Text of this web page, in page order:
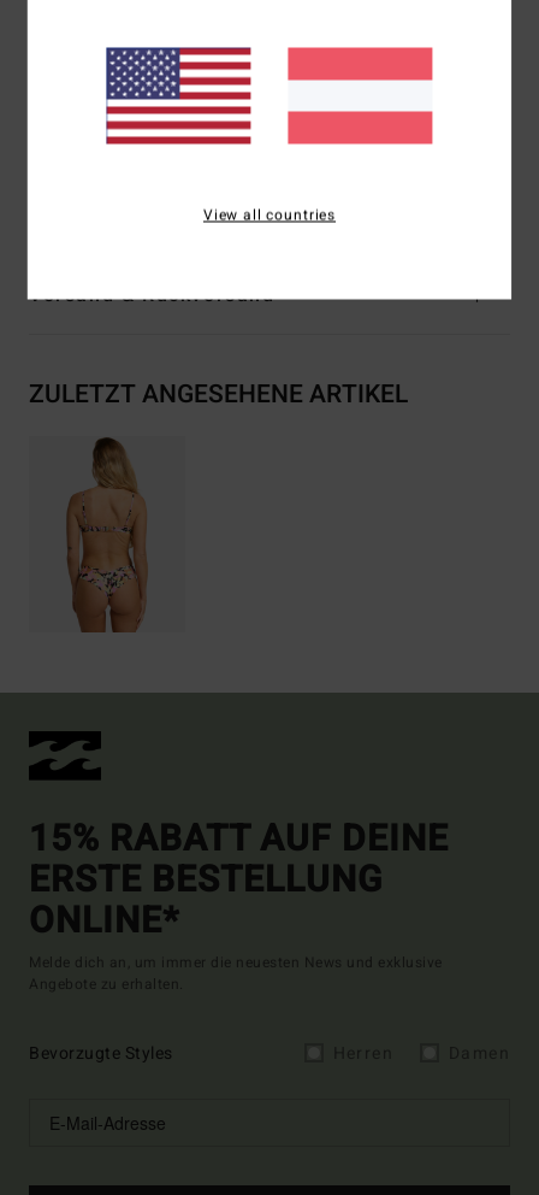
Bedeckung:freche Bedeckung
Beine:Hohe Beinausschnitte
Logo:Gesticktes Logo
Versand & Rückversand
ZULETZT ANGESEHENE ARTIKEL
15% RABATT AUF DEINE
ERSTE BESTELLUNG
ONLINE*
Melde dich an, um immer die neuesten News und exklusive
Angebote zu erhalten.
Bevorzugte Styles
View all countries